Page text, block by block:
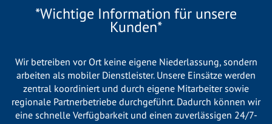
*Wichtige Information für unsere
Kunden*
Wir betreiben vor Ort keine eigene Niederlassung, sondern
arbeiten als mobiler Dienstleister. Unsere Einsätze werden
zentral koordiniert und durch eigene Mitarbeiter sowie
regionale Partnerbetriebe durchgeführt. Dadurch können wir
eine schnelle Verfügbarkeit und einen zuverlässigen 24/7-